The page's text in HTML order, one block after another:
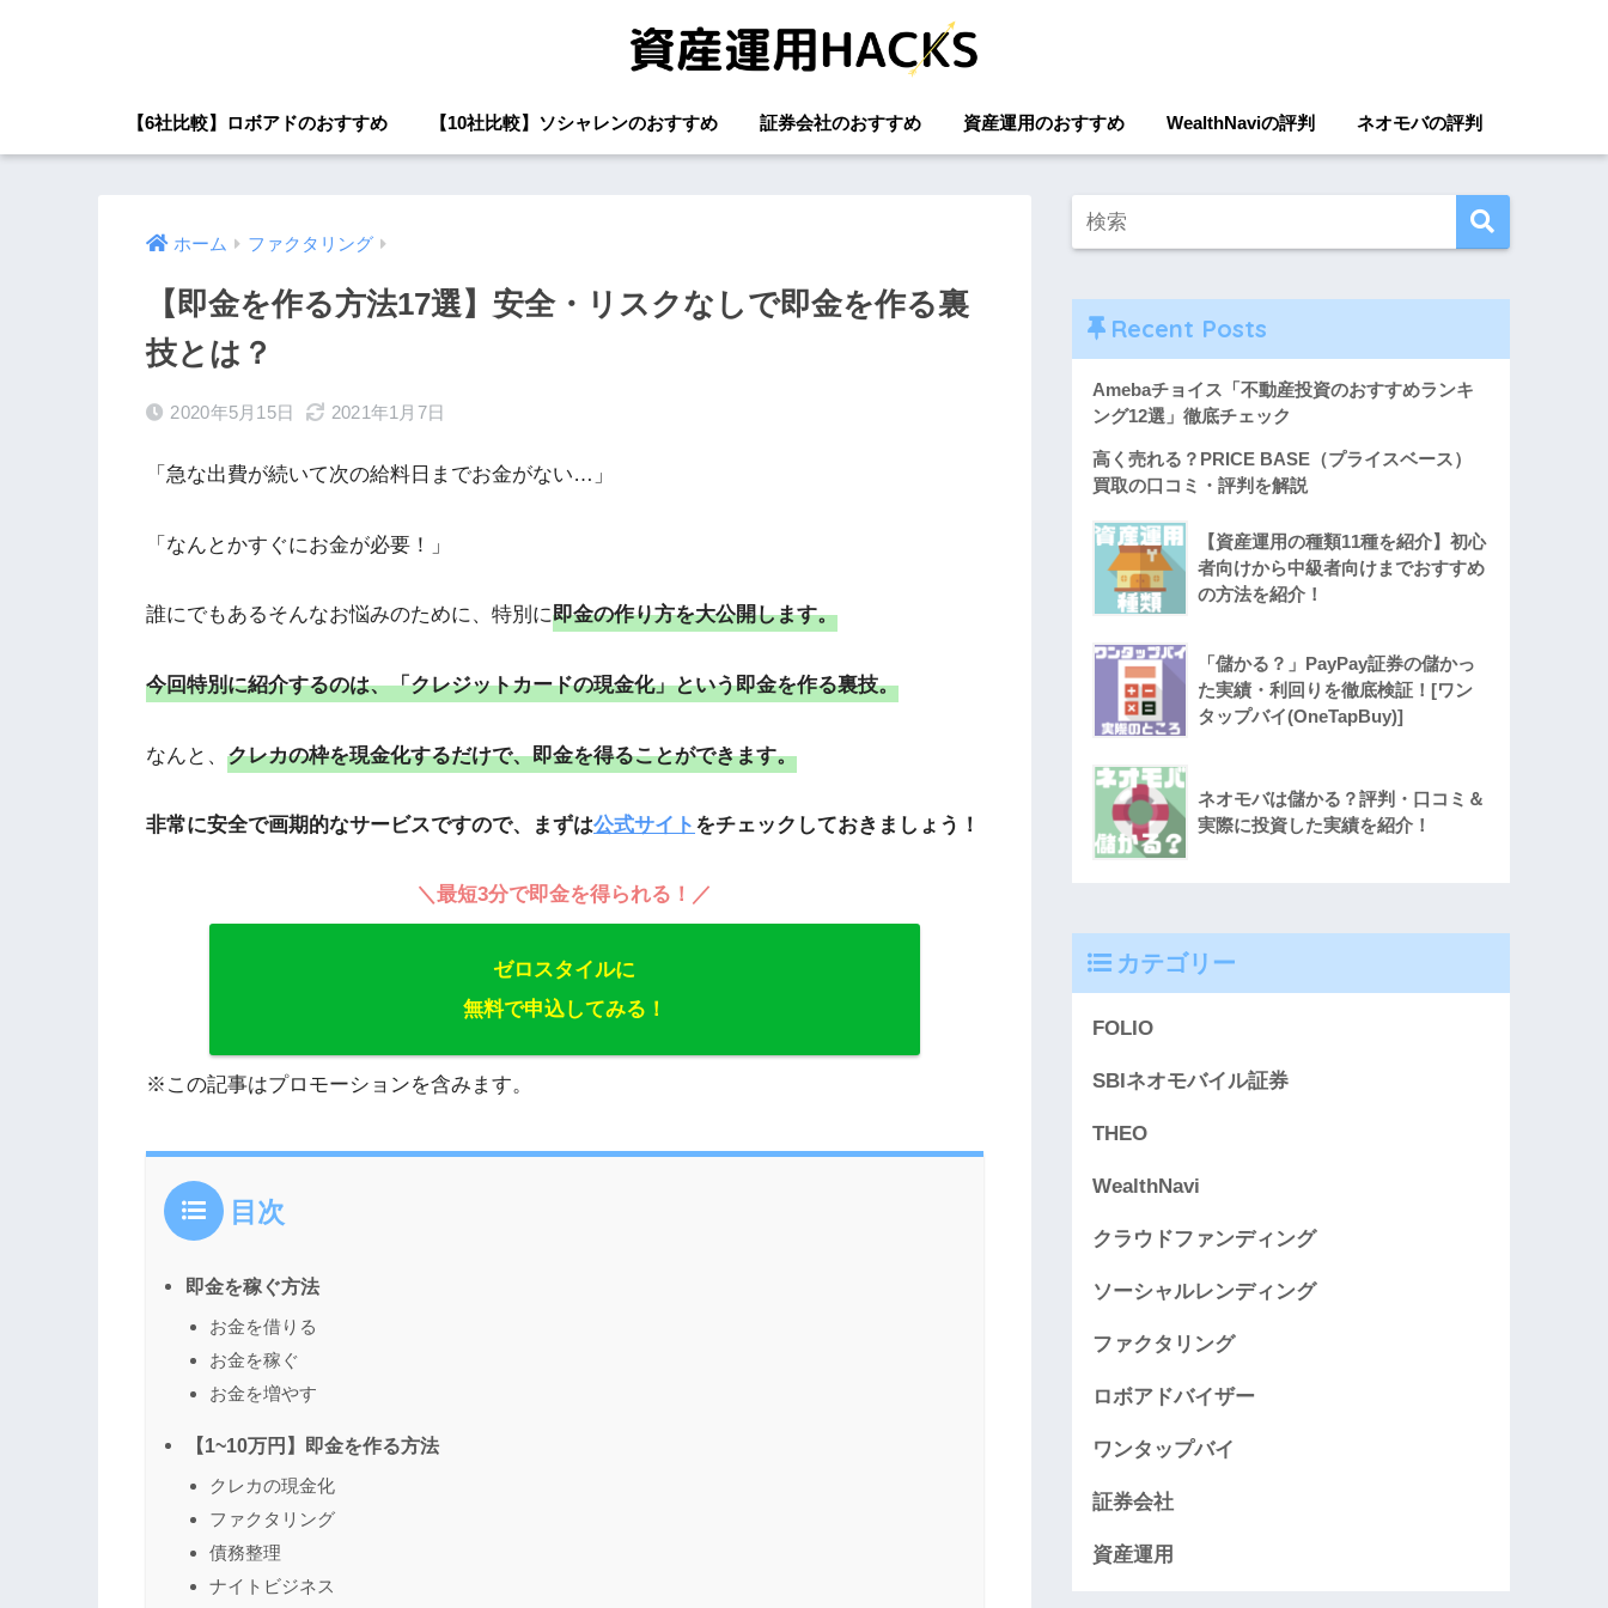
【6社比較】ロボアドのおすすめ 【10社比較】ソシャレンのおすすめ 証券会社のおすすめ 資産運用のおすすめ WealthNaviの評判 ネオモバの評判
ホーム ファクタリング
【即金を作る方法17選】安全・リスクなしで即金を作る裏
技とは？
2020年5月15日 2021年1月7日
「急な出費が続いて次の給料日までお金がない…」
「なんとかすぐにお金が必要！」
誰にでもあるそんなお悩みのために、特別に即金の作り方を大公開します。
今回特別に紹介するのは、「クレジットカードの現金化」という即金を作る裏技。
なんと、 クレカの枠を現金化するだけで、即金を得ることができます。
非常に安全で画期的なサービスですので、まずは公式サイト をチェックしておきましょう！
＼最短3分で即金を得られる！／
ゼロスタイルに
無料で申込してみる！
※この記事はプロモーションを含みます。
目次
即金を稼ぐ方法
お金を借りる
お金を稼ぐ
お金を増やす
【1~10万円】即金を作る方法
クレカの現金化
ファクタリング
債務整理
ナイトビジネス
Recent Posts
Amebaチョイス「不動産投資のおすすめランキ
ング12選」徹底チェック
高く売れる？PRICE BASE（プライスベース）
買取の口コミ・評判を解説
【資産運用の種類11種を紹介】初心
者向けから中級者向けまでおすすめ
の方法を紹介！
「儲かる？」PayPay証券の儲かっ
た実績・利回りを徹底検証！[ワン
タップバイ(OneTapBuy)]
ネオモバは儲かる？評判・口コミ＆
実際に投資した実績を紹介！
カテゴリー
FOLIO
SBIネオモバイル証券
THEO
WealthNavi
クラウドファンディング
ソーシャルレンディング
ファクタリング
ロボアドバイザー
ワンタップバイ
証券会社
資産運用